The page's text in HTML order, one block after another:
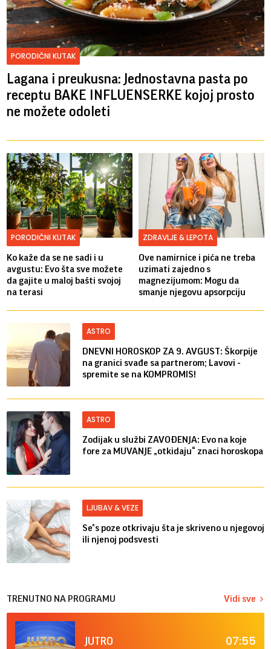
PORODIČNI KUTAK
Lagana i preukusna: Jednostavna pasta po
receptu BAKE INFLUENSERKE kojoj prosto
ne možete odoleti
PORODIČNI KUTAK
Ko kaže da se ne sadi i u
avgustu: Evo šta sve možete
da gajite u maloj bašti svojoj
na terasi
ZDRAVLJE & LEPOTA
Ove namirnice i pića ne treba
uzimati zajedno s
magnezijumom: Mogu da
smanje njegovu apsorpciju
ASTRO
DNEVNI HOROSKOP ZA 9. AVGUST: Škorpije
na granici svađe sa partnerom; Lavovi -
spremite se na KOMPROMIS!
ASTRO
Zodijak u službi ZAVOĐENJA: Evo na koje
fore za MUVANJE „otkidaju“ znaci horoskopa
LJUBAV & VEZE
Se*s poze otkrivaju šta je skriveno u njegovoj
ili njenoj podsvesti
TRENUTNO NA PROGRAMU Vidi sve
JUTRO 07:55